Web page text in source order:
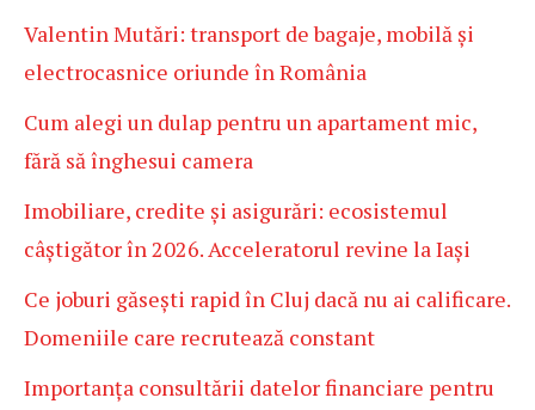
Valentin Mutări: transport de bagaje, mobilă și
electrocasnice oriunde în România
Cum alegi un dulap pentru un apartament mic,
fără să înghesui camera
Imobiliare, credite și asigurări: ecosistemul
câștigător în 2026. Acceleratorul revine la Iași
Ce joburi găsești rapid în Cluj dacă nu ai calificare.
Domeniile care recrutează constant
Importanța consultării datelor financiare pentru